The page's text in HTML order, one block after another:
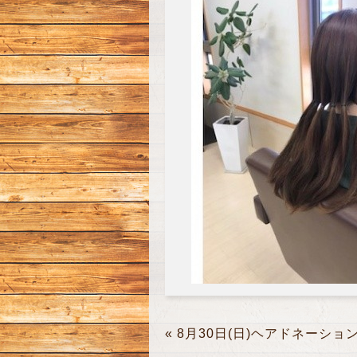
« 8月30日(日)ヘアドネーショ